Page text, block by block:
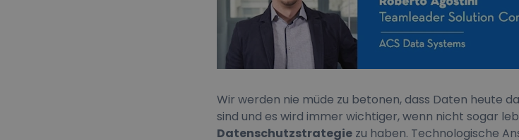
Wir werden nie müde zu betonen, dass Daten heute
sind und es wird immer wichtiger, wenn nicht sogar
Datenschutzstrategie zu haben. Technologische